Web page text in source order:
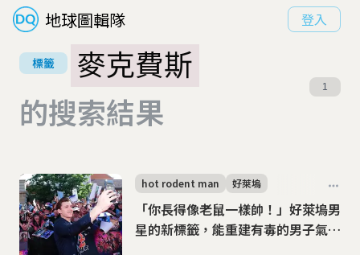
地球圖輯隊 登入
標籤
麥克費斯
的搜索結果
1
「你長得像老鼠一樣帥！」好萊塢男
星的新標籤，能重建有毒的男子氣概
hot rodent man 好萊塢